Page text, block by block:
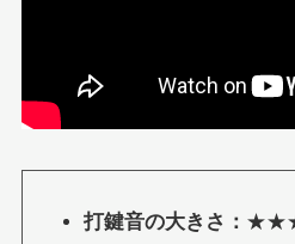
打鍵音の大きさ：